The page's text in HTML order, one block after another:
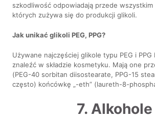
szkodliwość odpowiadają przede
których zużywa się do produkcji glikoli.
Jak unikać glikoli PEG, PPG?
Używane najczęściej glikole typu PEG i PPG
znaleźć w składzie kosmetyku. Mają one
(PEG-40 sorbitan diisostearate, PPG-15
często) końcówkę „-eth” (laureth-8-
7. Alkohole